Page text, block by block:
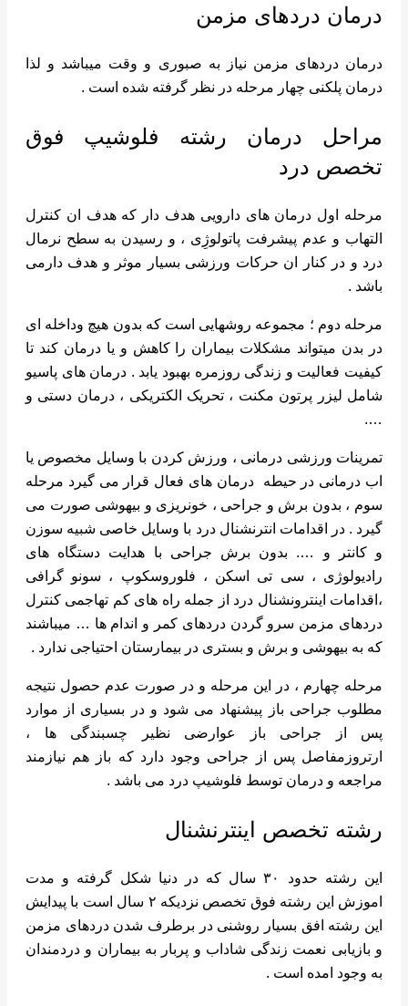
درمان دردهای مزمن
درمان دردهای مزمن نیاز به صبوری و وقت میباشد و لذا
درمان پلکنی چهار مرحله در نظر گرفته شده است .
مراحل درمان رشته فلوشیپ فوق
تخصص درد
مرحله اول درمان های دارویی هدف دار که هدف ان کنترل
التهاب و عدم پیشرفت پاتولوژِی ، و رسیدن به سطح نرمال
درد و در کنار ان حرکات ورزشی بسیار موثر و هدف دارمی
باشد .
مرحله دوم ؛ مجموعه روشهایی است که بدون هیچ وداخله ای
در بدن میتواند مشکلات بیماران را کاهش و یا درمان کند تا
کیفیت فعالیت و زندگی روزمره بهبود یابد . درمان های پاسیو
شامل لیزر پرتون مکنت ، تحریک الکتریکی ، درمان دستی و
….
تمرینات ورزشی درمانی ، ورزش کردن با وسایل مخصوص یا
اب درمانی در حیطه درمان های فعال قرار می گیرد مرحله
سوم ، بدون برش و جراحی ، خونریزی و بیهوشی صورت می
گیرد . در اقدامات انترنشنال درد با وسایل خاصی شبیه سوزن
و کانتر و …. بدون برش جراحی با هدایت دستگاه های
رادیولوژی ، سی تی اسکن ، فلوروسکوپ ، سونو گرافی
،اقدامات اینترونشنال درد از جمله راه های کم تهاجمی کنترل
دردهای مزمن سرو گردن دردهای کمر و اندام ها … میباشند
که به بیهوشی و برش و بستری در بیمارستان احتیاجی ندارد .
مرحله چهارم ، در این مرحله و در صورت عدم حصول نتیجه
مطلوب جراحی باز پیشنهاد می شود و در بسیاری از موارد
پس از جراحی باز عوارضی نظیر چسبندگی ها ،
ارتروزمفاصل پس از جراحی وجود دارد که باز هم نیازمند
مراجعه و درمان توسط فلوشیپ درد می باشد .
رشته تخصص اینترنشنال
این رشته حدود ۳۰ سال که در دنیا شکل گرفته و مدت
اموزش این رشته فوق تخصص نزدیکه ۲ سال است با پیدایش
این رشته افق بسیار روشنی در برطرف شدن دردهای مزمن
و بازیابی نعمت زندگی شاداب و پربار به بیماران و دردمندان
به وجود امده است .